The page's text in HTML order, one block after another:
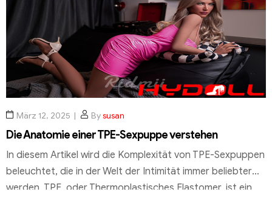
der Auswahl des Gesichts bis hin zu den verschiedenen
Optionen […]
März 12, 2025 Bysusan
Die Anatomie einer TPE-Sexpuppe verstehen
In diesem Artikel wird die Komplexität von TPE-Sexpuppen
beleuchtet, die in der Welt der Intimität immer beliebter
werden. TPE, oder Thermoplastisches Elastomer, ist ein